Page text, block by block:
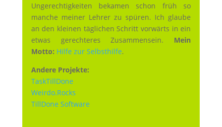
Ungerechtigkeiten bekamen schon früh so
manche meiner Lehrer zu spüren. Ich glaube
an den kleinen täglichen Schritt vorwärts in ein
etwas gerechteres Zusammensein. Mein
Motto: Hilfe zur Selbsthilfe.
Andere Projekte:
TaskTillDone
Weirdo.Rocks
TillDone Software